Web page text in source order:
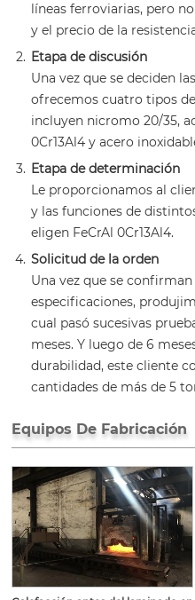
líneas ferroviarias, pero
y el precio de la
Etapa de discusión
Una vez que se deciden
ofrecemos cuatro tipos
incluyen nicromo 20/35,
0Cr13Al4 y acero
Etapa de determinación
Le proporcionamos al
y las funciones de
eligen FeCrAl 0Cr13Al4.
Solicitud de la orden
Una vez que se
especificaciones,
cual pasó sucesivas
meses. Y luego de 6
durabilidad, este cliente
cantidades de más de 5
Equipos De Fabricación